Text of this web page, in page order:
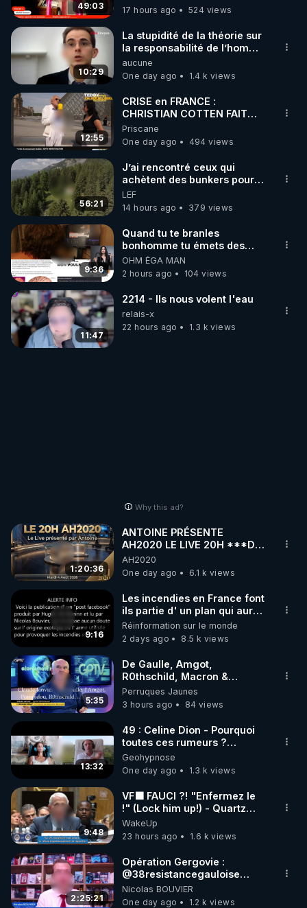
code : REGENERE10
▶ 30 jours gratuit sur l’application de méditation et
de bien-être ENVOL :
Rendez-vous sur https://www.envol.app/code
le code : REGENERE
49:03
17 hours ago
524 views
10:29
La stupidité de la théorie sur
la responsabilité de l’homme
concernant le dioxyde de
carbone.
aucune
One day ago
1.4 k views
12:55
CRISE en FRANCE :
CHRISTIAN COTTEN FAIT
une étrange découverte
Priscane
One day ago
494 views
56:21
J’ai rencontré ceux qui
achètent des bunkers pour
survivre à la fin du monde
LEF
14 hours ago
379 views
9:36
Quand tu te branles
bonhomme tu émets des
ondes ils ont juste omis de
t'expliquer
OHM ÉGA MAN
2 hours ago
104 views
11:47
2214 - Ils nous volent l'eau
relais-x
22 hours ago
1.3 k views
Why this ad?
1:20:36
ANTOINE PRÉSENTE
AH2020 LE LIVE 20H ***DU
04/08/2026*** 📷LE
GRAND RÉVEIL EST EN
MARCHE 📷
AH2020
One day ago
6.1 k views
9:16
Les incendies en France font
ils partie d' un plan qui aurait
débuté le 11 septembre 2001
?
Réinformation sur le monde
2 days ago
8.5 k views
5:35
De Gaulle, Amgot,
R0thschild, Macron &
Pompidou… Macron Claude
Janvier, GPTV, 18 X 2024
Perruques Jaunes
3 hours ago
84 views
13:32
49 : Celine Dion - Pourquoi
toutes ces rumeurs ?
Enquête sous hypnose
Geohypnose
One day ago
1.3 k views
9:48
VF🟩 FAUCI ?! "Enfermez le
!" (Lock him up!) - Quartz
Traduction
WakeUp
23 hours ago
1.6 k views
2:25:21
Opération Gergovie :
‪@38resistancegauloise‬
‪@MarionSigautOfficiel‬
‪@gladysriifard5710‬ Laëtitia
Nicolas BOUVIER
One day ago
1.2 k views